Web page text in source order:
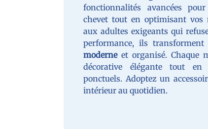
fonctionnalités avancées
chevet tout en optimisant vos
aux adultes exigeants qui
performance, ils
moderneet organisé. Chaque
décorative élégante tout en
ponctuels. Adoptez un
intérieur au quotidien.